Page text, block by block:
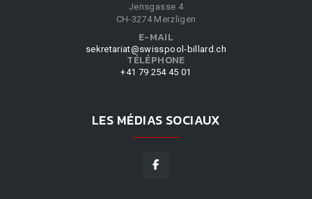
Jensgasse 4
CH-3274 Merzligen
E-MAIL
sekretariat@swisspool-billard.ch
TÉLÉPHONE
+41 79 254 45 01
LES MÉDIAS SOCIAUX